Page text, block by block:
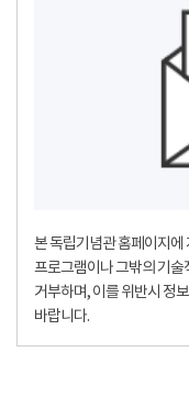
본 독립기념관 홈페이지에
프로그램이나 그밖의 기술
거부하며, 이를 위반시 정
바랍니다.